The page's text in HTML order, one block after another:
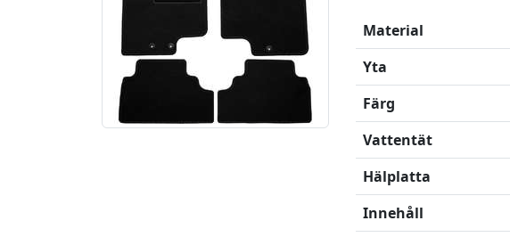
Material
Yta
Färg
Vattentät
Hälplatta
Innehåll